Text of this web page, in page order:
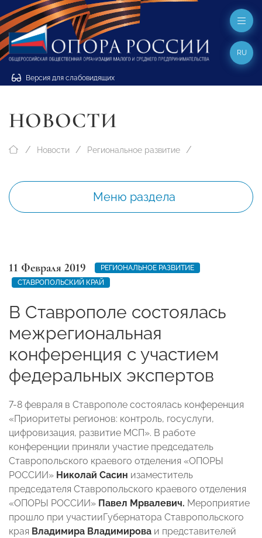
Версия для слабовидящих
RU
НОВОСТИ
Новости Региональное развитие
Меню раздела
11 Февраля 2019
РЕГИОНАЛЬНОЕ РАЗВИТИЕ
СТАВРОПОЛЬСКИЙ КРАЙ
В Ставрополе состоялась
межрегиональная
конференция с участием
федеральных экспертов
7-8 февраля в Ставрополе состоялась конференция
«Приоритеты регионов: контроль, госуслуги,
цифровизация, развитие МСП». В работе
конференции приняли участие председатель
Ставропольского краевого отделения «ОПОРЫ
РОССИИ» Николай Сасин изаместитель
председателя Ставропольского краевого отделения
«ОПОРЫ РОССИИ» Павел Мрвалевич. Мероприятие
прошло при участииГубернатора Ставропольского
края Владимира Владимирова и представителей